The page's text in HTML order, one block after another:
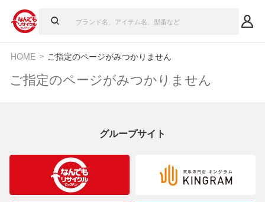
HOME ご指定のページがみつかりません
ご指定のページがみつかりません
グループサイト